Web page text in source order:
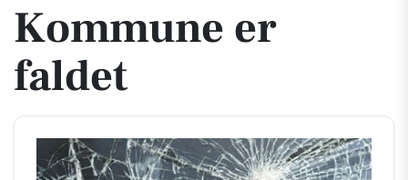
Kommune er
faldet